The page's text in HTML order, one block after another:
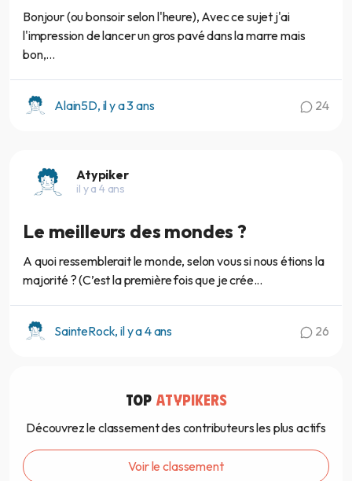
Bonjour (ou bonsoir selon l'heure), Avec ce sujet j'ai
l'impression de lancer un gros pavé dans la marre mais
bon,...
Alain5D, il y a 3 ans 24
Atypiker
il y a 4 ans
Le meilleurs des mondes ?
A quoi ressemblerait le monde, selon vous si nous étions la
majorité ? (C’est la première fois que je crée...
SainteRock, il y a 4 ans 26
TOP ATYPIKERS
Découvrez le classement des contributeurs les plus actifs
Voir le classement